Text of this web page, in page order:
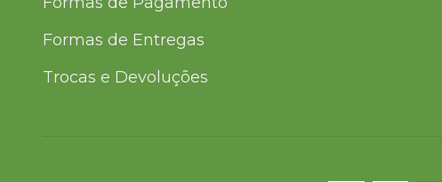
Formas de Entregas
Trocas e Devoluções